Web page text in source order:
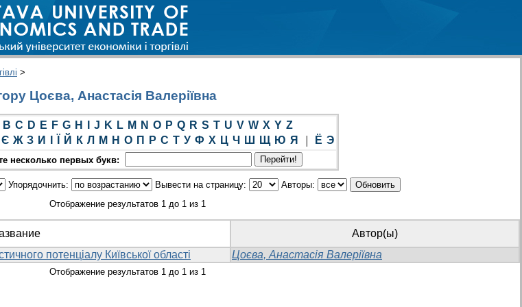
>
Цоєва, Анастасія Валеріївна
B C D E F G H J K L M N O P Q R S T U V W X Y Z
Є Ж З И Й К Л М Н О П Р С Т У Ф Х Ц Ч Ш Щ Ю Я Ё Э
несколько первых букв:
Упорядочнить: Вывести на страницу:
Авторы:
Отображение результатов 1 до 1 из 1
Автор(ы)
потенціалу Київської області Цоєва, Анастасія Валеріївна
Отображение результатов 1 до 1 из 1